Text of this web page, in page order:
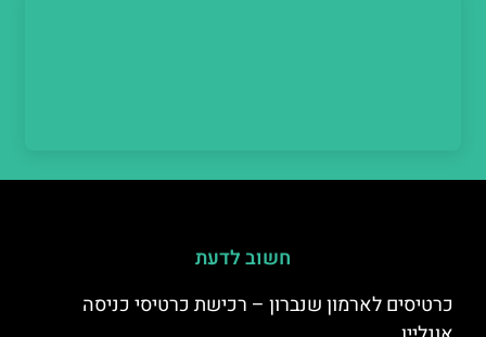
חשוב לדעת
כרטיסים לארמון שנברון – רכישת כרטיסי כניסה